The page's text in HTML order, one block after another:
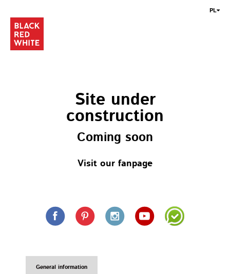
PL
Site under
construction
Coming soon
Visit our fanpage
General information